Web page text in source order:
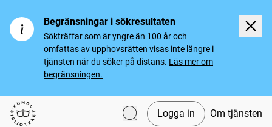
Begränsningar i sökresultaten
Sökträffar som är yngre än 100 år och
omfattas av upphovsrätten visas inte längre i
tjänsten när du söker på distans. Läs mer om
begränsningen.
Svenska tidningar
Logga in Om tjänsten